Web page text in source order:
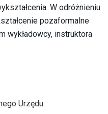
W odróżnieniu
pozaformalne
wykładowcy, instruktora
Urzędu